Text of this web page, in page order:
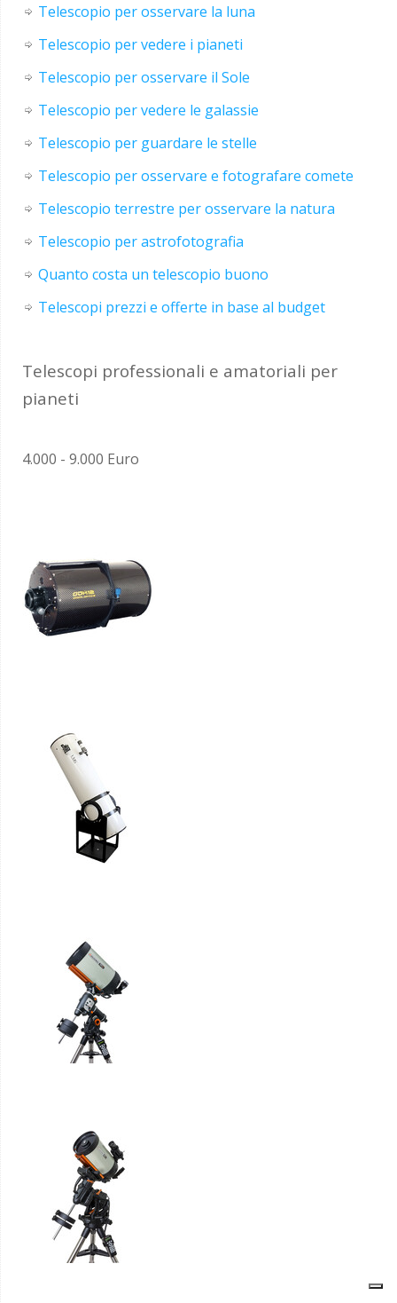
Telescopio per osservare la luna
Telescopio per vedere i pianeti
Telescopio per osservare il Sole
Telescopio per vedere le galassie
Telescopio per guardare le stelle
Telescopio per osservare e fotografare comete
Telescopio terrestre per osservare la natura
Telescopio per astrofotografia
Quanto costa un telescopio buono
Telescopi prezzi e offerte in base al budget
Telescopi professionali e amatoriali per
pianeti
4.000 - 9.000 Euro